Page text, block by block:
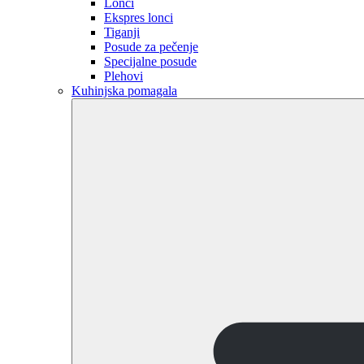
Lonci
Ekspres lonci
Tiganji
Posude za pečenje
Specijalne posude
Plehovi
Kuhinjska pomagala